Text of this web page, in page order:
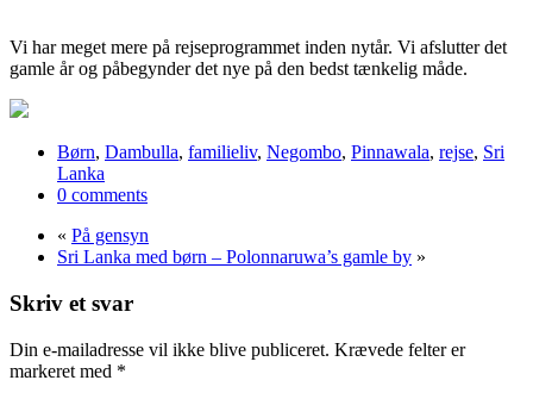
Vi har meget mere på rejseprogrammet inden nytår. Vi afslutter det
gamle år og påbegynder det nye på den bedst tænkelig måde.
Børn, Dambulla, familieliv, Negombo, Pinnawala, rejse, Sri
Lanka
0 comments
« På gensyn
Sri Lanka med børn – Polonnaruwa’s gamle by »
Skriv et svar
Din e-mailadresse vil ikke blive publiceret. Krævede felter er
markeret med *